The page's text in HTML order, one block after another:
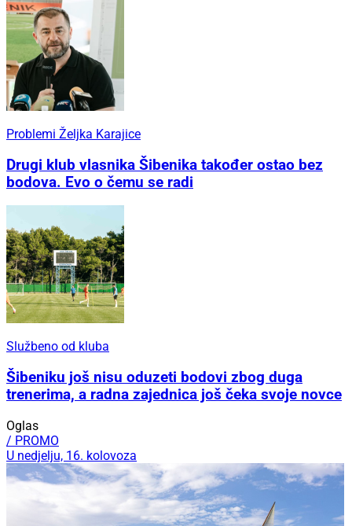
Problemi Željka Karajice
Drugi klub vlasnika Šibenika također ostao bez
bodova. Evo o čemu se radi
Službeno od kluba
Šibeniku još nisu oduzeti bodovi zbog duga
trenerima, a radna zajednica još čeka svoje novce
Oglas
/ PROMO
U nedjelju, 16. kolovoza